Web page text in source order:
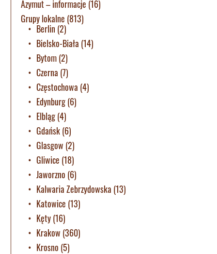
Azymut – informacje (16)
Grupy lokalne (813)
Berlin (2)
Bielsko-Biała (14)
Bytom(2)
Czerna (7)
Częstochowa (4)
Edynburg(6)
Elbląg(4)
Gdańsk(6)
Glasgow (2)
Gliwice (18)
Jaworzno (6)
Kalwaria Zebrzydowska (13)
Katowice (13)
Kęty(16)
Krakow (360)
Krosno (5)